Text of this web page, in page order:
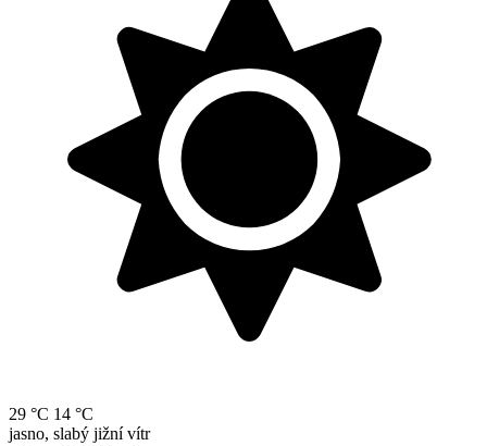
29 °C 14 °C
jasno, slabý jižní vítr